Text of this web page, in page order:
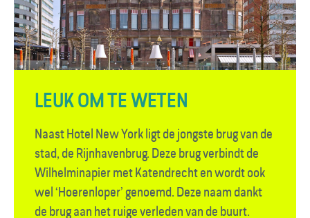
LEUK OM TE WETEN
Naast Hotel New York ligt de jongste brug van de
stad, de Rijnhavenbrug. Deze brug verbindt de
Wilhelminapier met Katendrecht en wordt ook
wel ‘Hoerenloper’ genoemd. Deze naam dankt
de brug aan het ruige verleden van de buurt.